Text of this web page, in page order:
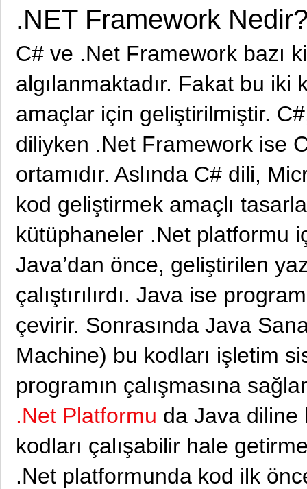
.NET Framework
C# ve .Net Framework bazı
algılanmaktadır. Fakat bu
amaçlar için geliştirilmiştir.
diliyken .Net Framework ise
ortamıdır. Aslında C# dili,
kod geliştirmek amaçlı
kütüphaneler .Net platformu
Java’dan önce, geliştirilen
çalıştırılırdı. Java ise
çevirir. Sonrasında Java
Machine) bu kodları işletim
programın çalışmasına
.Net Platformu da Java diline
kodları çalışabilir hale
.Net platformunda kod ilk